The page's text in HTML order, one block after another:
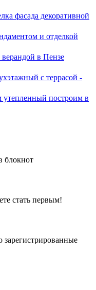
фасада декоративной
и отделкой
в Пензе
с террасой -
утепленный построим в
блокнот
стать первым!
зарегистрированные